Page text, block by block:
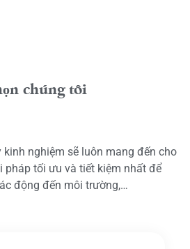
chúng tôi
nghiệm sẽ luôn mang đến cho
pháp tối ưu và tiết kiệm nhất để
động đến môi trường,…